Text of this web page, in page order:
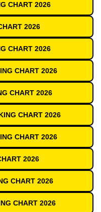
CHART 2026
2026
CHART 2026
CHART 2026
CHART 2026
CHART 2026
CHART 2026
2026
CHART 2026
CHART 2026